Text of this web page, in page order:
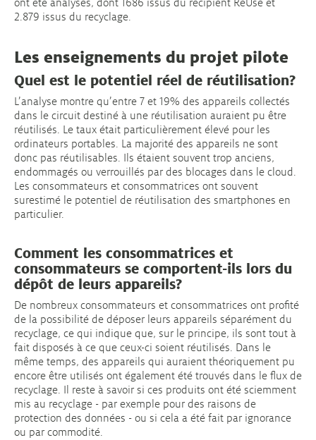
ont été analysés, dont 1686 issus du récipient ReUse et
2.879 issus du recyclage.
Les enseignements du projet pilote
Quel est le potentiel réel de réutilisation?
L’analyse montre qu’entre 7 et 19% des appareils collectés
dans le circuit destiné à une réutilisation auraient pu être
réutilisés. Le taux était particulièrement élevé pour les
ordinateurs portables. La majorité des appareils ne sont
donc pas réutilisables. Ils étaient souvent trop anciens,
endommagés ou verrouillés par des blocages dans le cloud.
Les consommateurs et consommatrices ont souvent
surestimé le potentiel de réutilisation des smartphones en
particulier.
Comment les consommatrices et
consommateurs se comportent-ils lors du
dépôt de leurs appareils?
De nombreux consommateurs et consommatrices ont profité
de la possibilité de déposer leurs appareils séparément du
recyclage, ce qui indique que, sur le principe, ils sont tout à
fait disposés à ce que ceux-ci soient réutilisés. Dans le
même temps, des appareils qui auraient théoriquement pu
encore être utilisés ont également été trouvés dans le flux de
recyclage. Il reste à savoir si ces produits ont été sciemment
mis au recyclage - par exemple pour des raisons de
protection des données - ou si cela a été fait par ignorance
ou par commodité.